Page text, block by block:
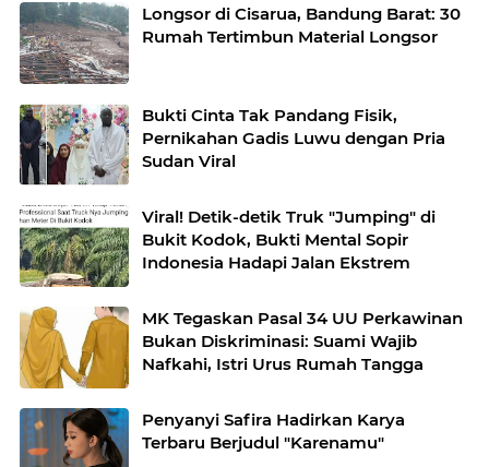
Longsor di Cisarua, Bandung Barat: 30
Rumah Tertimbun Material Longsor
Bukti Cinta Tak Pandang Fisik,
Pernikahan Gadis Luwu dengan Pria
Sudan Viral
Viral! Detik-detik Truk "Jumping" di
Bukit Kodok, Bukti Mental Sopir
Indonesia Hadapi Jalan Ekstrem
MK Tegaskan Pasal 34 UU Perkawinan
Bukan Diskriminasi: Suami Wajib
Nafkahi, Istri Urus Rumah Tangga
Penyanyi Safira Hadirkan Karya
Terbaru Berjudul "Karenamu"